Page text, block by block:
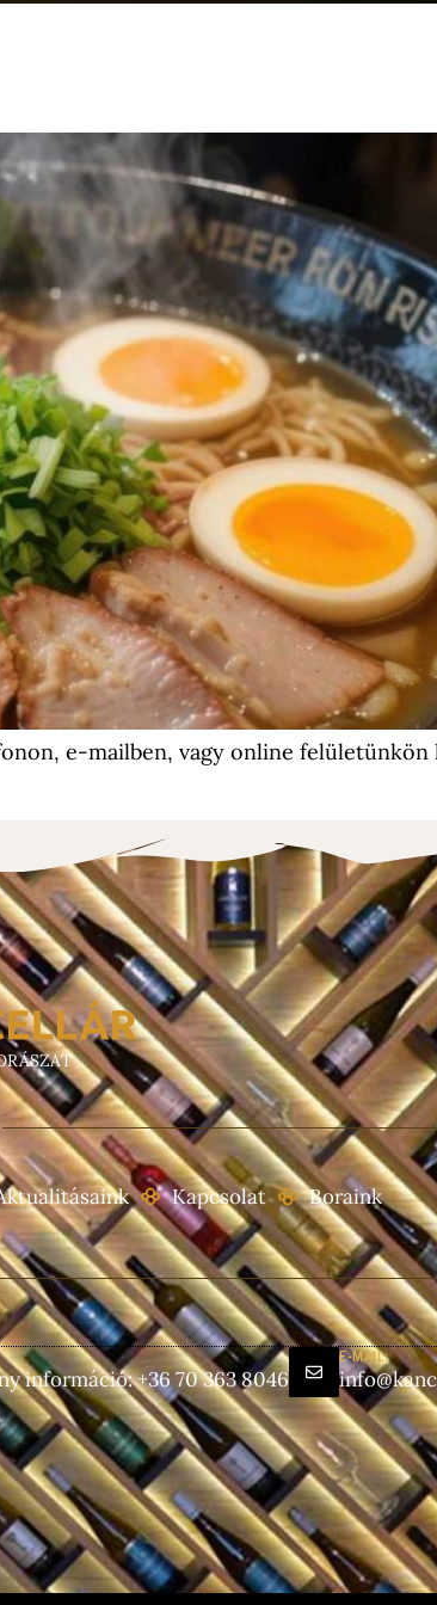
e-mailben, vagy online felületünkön
Kapcsolat Boraink
információ: +36 70 363 8046
E-MAIL: